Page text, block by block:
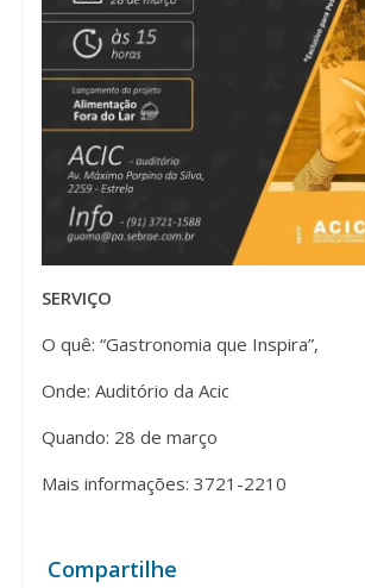
SERVIÇO
O quê: “Gastronomia que Inspira”,
Onde: Auditório da Acic
Quando: 28 de março
Mais informações: 3721-2210
Compartilhe